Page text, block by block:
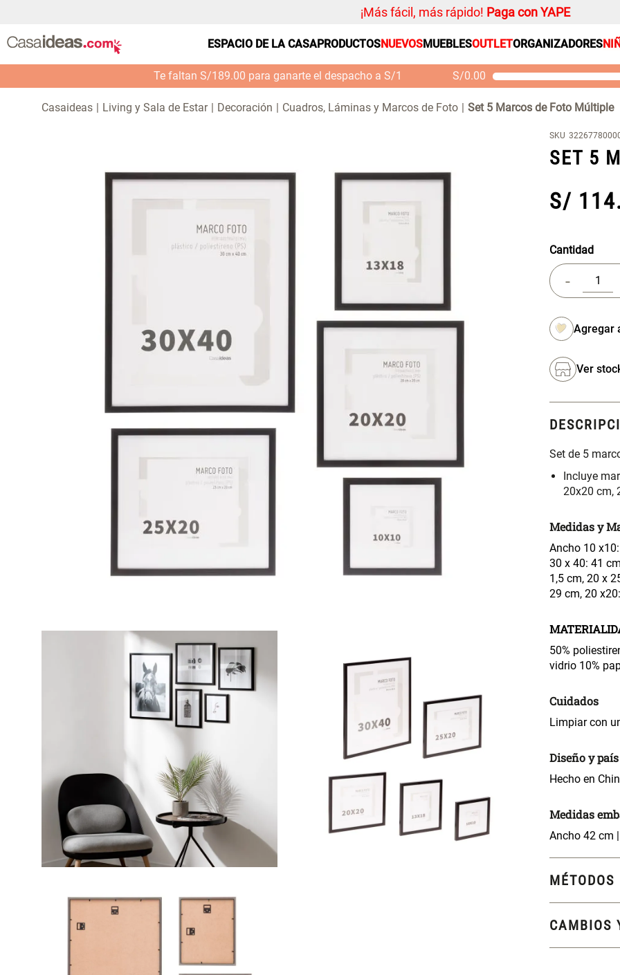
¡Más fácil, más rápido! Paga con YAPE
ESPACIO DE LA CASAPRODUCTOSNUEVOSMUEBLESOUTLETORGANIZADORES
Te faltan S/189.00 para ganarte el despacho a S/1 S/0.00
Living y Sala de Estar Decoración Cuadros, Láminas y Marcos de Foto Set 5 Marcos de Foto Múltiple
SKU
SET 5
S/ 114
Cantidad
-
Ver
Set de 5
Incluye
20x20 cm,
Medidas y
Ancho 10
30 x 40: 41
1,5 cm, 20 x
29 cm, 20
50%
vidrio 10%
Cuidados
Limpiar con
Diseño y
Hecho en
Medidas
Ancho 42 cm
CAMBIOS
Mueble MDF y Madera
Bambú Inodoro con
Puerta 65x28x171 cm
S/ 261.00 S/
Cojin
Alfombra
Platos